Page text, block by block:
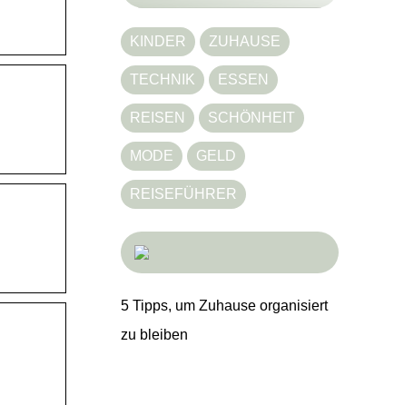
KINDER ZUHAUSE
TECHNIK ESSEN
REISEN SCHÖNHEIT
MODE GELD
REISEFÜHRER
5 Tipps, um Zuhause organisiert
zu bleiben